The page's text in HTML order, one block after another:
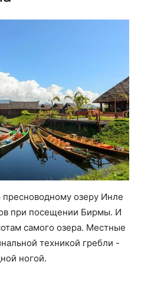
озеру Инле
при посещении Бирмы. И
самого озера. Местные
техникой гребли -
ногой.